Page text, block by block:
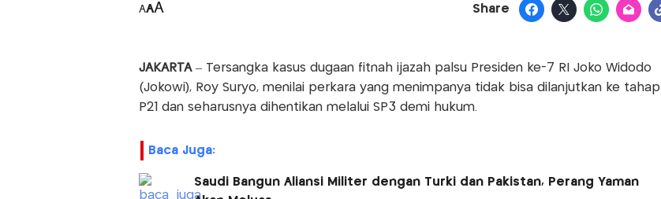
AAA Share
JAKARTA – Tersangka kasus dugaan fitnah ijazah palsu Presiden ke-7 RI Joko Widodo
(Jokowi), Roy Suryo, menilai perkara yang menimpanya tidak bisa dilanjutkan ke tahap
P21 dan seharusnya dihentikan melalui SP3 demi hukum.
Baca Juga:
Saudi Bangun Aliansi Militer dengan Turki dan Pakistan, Perang Yaman